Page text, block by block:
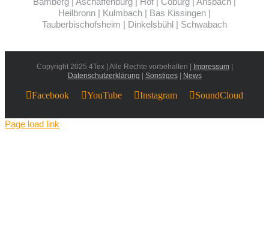
Heilbronn | Kulmbach | Bas Kissingen |
Tauberbischofsheim | Dinkelsbühl | Schwabach
Copyright 2025 4Tex | Alle Rechte vorbehalten | Impressum|
Datenschutzerklärung
Sonstiges| News
Facebook YouTube Instagram SoundCloud
Page load link